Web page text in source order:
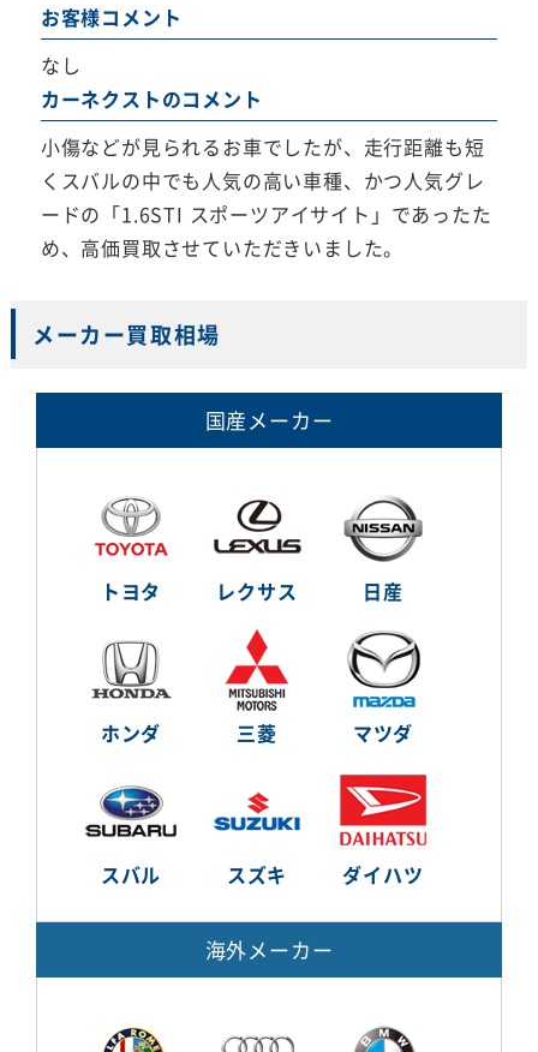
お客様コメント
なし
カーネクストのコメント
小傷などが見られるお車でしたが、走行距離も短
くスバルの中でも人気の高い車種、かつ人気グレ
ードの「1.6STI スポーツアイサイト」であったた
め、高価買取させていただきいました。
メーカー買取相場
国産メーカー
トヨタ レクサス 日産
ホンダ 三菱 マツダ
スバル スズキ ダイハツ
海外メーカー